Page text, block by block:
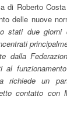
di Roberto
delle nuove
stati due
dalla
al
richiede un
contatto con